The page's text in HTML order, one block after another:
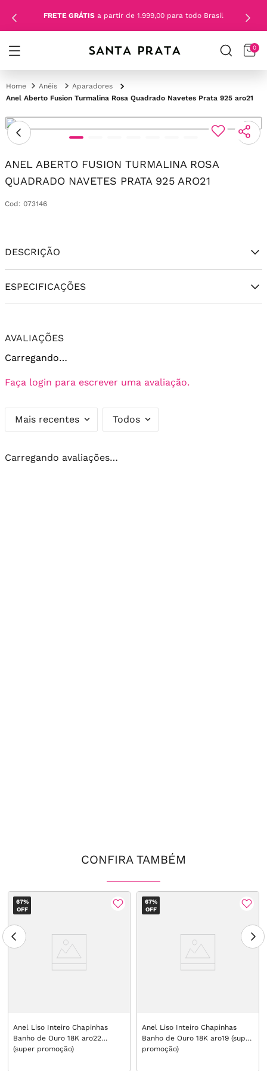
FRETE GRÁTIS a partir de 1.999,00 para todo Brasil
0
Anéis
Aparadores
Anel Aberto Fusion Turmalina Rosa Quadrado Navetes Prata 925 aro21
ANEL ABERTO FUSION TURMALINA ROSA
QUADRADO NAVETES PRATA 925 ARO21
Cod : 073146
DESCRIÇÃO
ESPECIFICAÇÕES
AVALIAÇÕES
Carregando…
Faça login para escrever uma avaliação.
Mais recentes Todos
Carregando avaliações…
CONFIRA TAMBÉM
67%
OFF
Anel Liso Inteiro Chapinhas
Banho de Ouro 18K aro22
(super promoção)
67%
OFF
Anel Liso Inteiro Chapinhas
Banho de Ouro 18K aro19 (super
promoção)